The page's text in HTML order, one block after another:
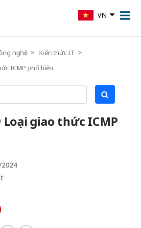
VN
nghệ
Kiến thức IT
ICMP phổ biến
Loại giao thức ICMP